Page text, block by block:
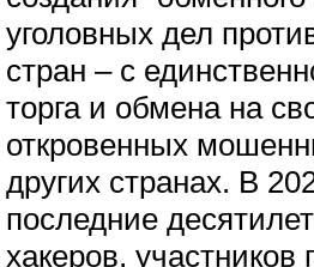
уголовных дел
стран – с
торга и обмена на
откровенных
других странах. В
последние
хакеров,